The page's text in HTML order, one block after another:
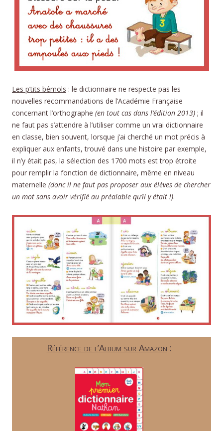
Les p’tits bémols : le dictionnaire ne respecte pas les
nouvelles recommandations de l’Académie Française
concernant l’orthographe (en tout cas dans l’édition 2013) ; il
ne faut pas s’attendre à l’utiliser comme un vrai dictionnaire
en classe, bien souvent, lorsque j’ai cherché un mot précis à
expliquer aux enfants, trouvé dans une histoire par exemple,
il n’y était pas, la sélection des 1700 mots est trop étroite
pour remplir la fonction de dictionnaire, même en niveau
maternelle (donc il ne faut pas proposer aux élèves de chercher
un mot sans avoir vérifié au préalable qu’il y était !).
Référence de l’Album sur Amazon :